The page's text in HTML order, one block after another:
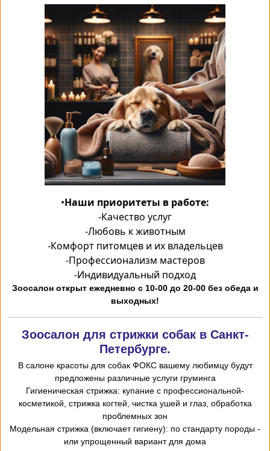
•Наши приоритеты в работе:
-Качество услуг
-Любовь к животным
-Комфорт питомцев и их владельцев
-Профессионализм мастеров
-Индивидуальный подход
Зоосалон открыт ежедневно с 10-00 до 20-00 без обеда и
выходных!
Зоосалон для стрижки собак в Санкт-
Петербурге.
В салоне красоты для собак ФОКС вашему любимцу будут
предложены различные услуги груминга
-Гигиеническая стрижка: купание с профессиональной
косметикой, стрижка когтей, чистка ушей и глаз, обработка
проблемных зон
- Модельная стрижка (включает гигиену): по стандарту породы
или упрощенный вариант для дома